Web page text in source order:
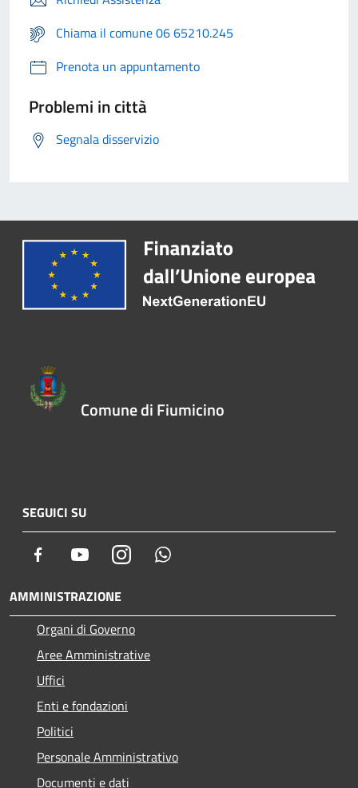
Chiama il comune 06 65210.245
Prenota un appuntamento
Problemi in città
Segnala disservizio
Comune di Fiumicino
SEGUICI SU
Facebook YoutubeInstagram
AMMINISTRAZIONE
Organi di Governo
Aree Amministrative
Uffici
Enti e fondazioni
Politici
Personale Amministrativo
Documenti e dati